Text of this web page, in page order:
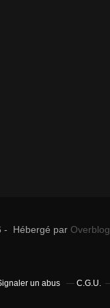
- Hébergé par Overblog
un abus C.G.U.